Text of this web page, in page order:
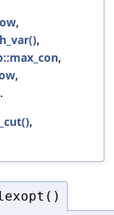
,
,
,
,
.
,